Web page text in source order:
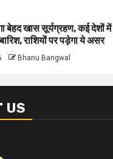
बेहद खास सूर्यग्रहण, कई देशों में
राशियों पर पड़ेगा ये असर
Bhanu Bangwal
US